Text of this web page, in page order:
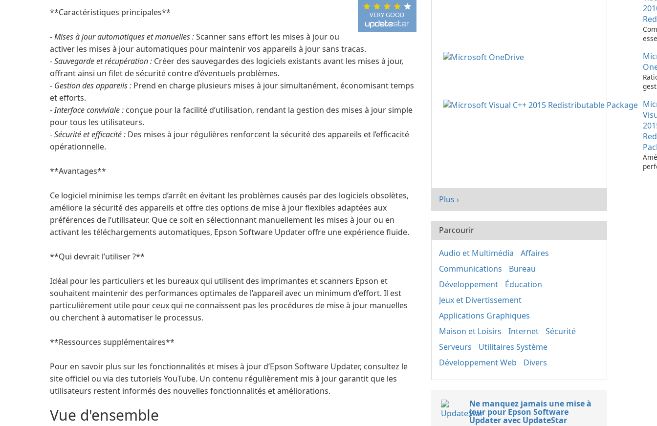
VERY GOOD
**Caractéristiques principales**
-Mises à jour automatiques et manuelles :Scanner sans effort les mises à jour ou
activer les mises à jour automatiques pour maintenir vos appareils à jour sans tracas.
-Sauvegarde et récupération : Créer des sauvegardes des logiciels existants avant les mises à jour,
offrant ainsi un filet de sécurité contre d’éventuels problèmes.
- Gestion des appareils : Prend en charge plusieurs mises à jour simultanément, économisant temps
et efforts.
-Interface conviviale : conçue pour la facilité d’utilisation, rendant la gestion des mises à jour simple
pour tous les utilisateurs.
-Sécurité et efficacité : Des mises à jour régulières renforcent la sécurité des appareils et l’efficacité
opérationnelle.
**Avantages**
Ce logiciel minimise les temps d’arrêt en évitant les problèmes causés par des logiciels obsolètes,
améliore la sécurité des appareils et offre des options de mise à jour flexibles adaptées aux
préférences de l’utilisateur. Que ce soit en sélectionnant manuellement les mises à jour ou en
activant les téléchargements automatiques, Epson Software Updater offre une expérience fluide.
**Qui devrait l’utiliser ?**
Idéal pour les particuliers et les bureaux qui utilisent des imprimantes et scanners Epson et
souhaitent maintenir des performances optimales de l’appareil avec un minimum d’effort. Il est
particulièrement utile pour ceux qui ne connaissent pas les procédures de mise à jour manuelles
ou cherchent à automatiser le processus.
**Ressources supplémentaires**
Pour en savoir plus sur les fonctionnalités et mises à jour d’Epson Software Updater, consultez le
site officiel ou via des tutoriels YouTube. Un contenu régulièrement mis à jour garantit que les
utilisateurs restent informés des nouvelles fonctionnalités et améliorations.
Vue d'ensemble
Plus ›
Parcourir
Audio et Multimédia
Affaires
Communications
Bureau
Développement
Éducation
Jeux et Divertissement
Applications Graphiques
Maison et Loisirs
Internet
Sécurité
Serveurs
Utilitaires Système
Développement Web
Divers
Ne manquez jamais une mise à
jour pour Epson Software
Updater avec UpdateStar